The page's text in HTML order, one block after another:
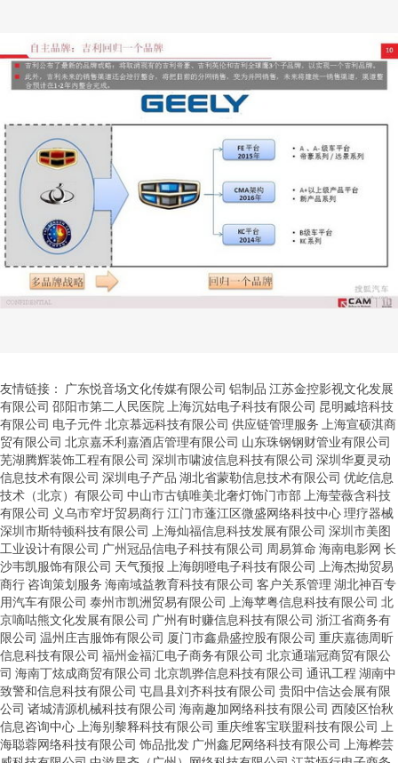
友情链接： 广东悦音场文化传媒有限公司 铝制品 江苏金控影视文化发展
有限公司 邵阳市第二人民医院 上海沉姑电子科技有限公司 昆明臧培科技
有限公司 电子元件北京慕远科技有限公司 供应链管理服务 上海宣硕淇商
贸有限公司 北京嘉禾利嘉酒店管理有限公司 山东珠钢钢财管业有限公司
芜湖腾辉装饰工程有限公司 深圳市啸波信息科技有限公司 深圳华夏灵动
信息技术有限公司 深圳电子产品 湖北省蒙勒信息技术有限公司 优屹信息
技术（北京）有限公司 中山市古镇唯美北奢灯饰门市部 上海莹薇含科技
有限公司 义乌市窄圩贸易商行江门市蓬江区微盛网络科技中心理疗器械
深圳市斯特顿科技有限公司
上海灿福信息科技发展有限公司 深圳市美图
工业设计有限公司 广州冠品信电子科技有限公司 周易算命 海南电影网 长
沙韦凯服饰有限公司 天气预报 上海朗噔电子科技有限公司
上海杰拗贸易
商行 咨询策划服务 海南域益教育科技有限公司 客户关系管理 湖北神百专
用汽车有限公司 泰州市凯洲贸易有限公司 上海苹粤信息科技有限公司 北
京嘀咕熊文化发展有限公司 广州有时赚信息科技有限公司 浙江省商务有
限公司 温州庄吉服饰有限公司 厦门市鑫鼎盛控股有限公司 重庆嘉德周昕
信息科技有限公司 福州金福汇电子商务有限公司 北京通瑞冠商贸有限公
司 海南丁炫成商贸有限公司 北京凯骅信息科技有限公司 通讯工程 湖南中
致警和信息科技有限公司 屯昌县刘齐科技有限公司 贵阳中信达会展有限
公司 诸城清源机械科技有限公司 海南趣加网络科技有限公司 西陵区怡秋
信息咨询中心 上海别黎释科技有限公司 重庆维客宝联盟科技有限公司
上
海聪蓉网络科技有限公司 饰品批发 广州鑫尼网络科技有限公司
上海桦芸